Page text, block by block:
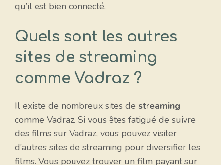
qu’il est bien connecté.
Quels sont les autres
sites de streaming
comme Vadraz ?
Il existe de nombreux sites de streaming
comme Vadraz. Si vous êtes fatigué de suivre
des films sur Vadraz, vous pouvez visiter
d’autres sites de streaming pour diversifier les
films. Vous pouvez trouver un film payant sur